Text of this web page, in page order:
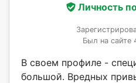
Личность
Был на сайте
В своем профиле -
большой. Вредных